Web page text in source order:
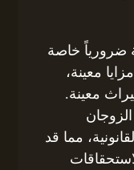
ضرورياً خاصة
معينة،
معينة.
مما قد